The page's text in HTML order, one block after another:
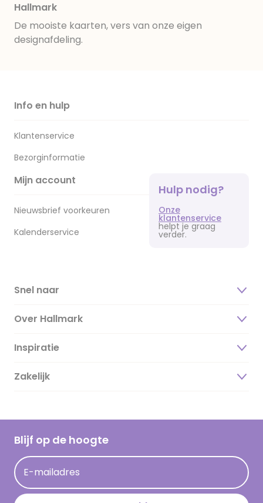
Hallmark
De mooiste kaarten, vers van onze eigen
designafdeling.
Info en hulp
Klantenservice
Bezorginformatie
Mijn account
Nieuwsbrief voorkeuren
Kalenderservice
Hulp nodig?
Onze
klantenservice
helpt je graag
verder.
Snel naar
Over Hallmark
Over ons
Duurzaamheid
Hallmark Kaartclub
Acties
Persberichten
Inspiratie
Magazine
Cadeau inspiratie
Kaartinspiratie
Zakelijk
Blijf op de hoogte
E-mailadres